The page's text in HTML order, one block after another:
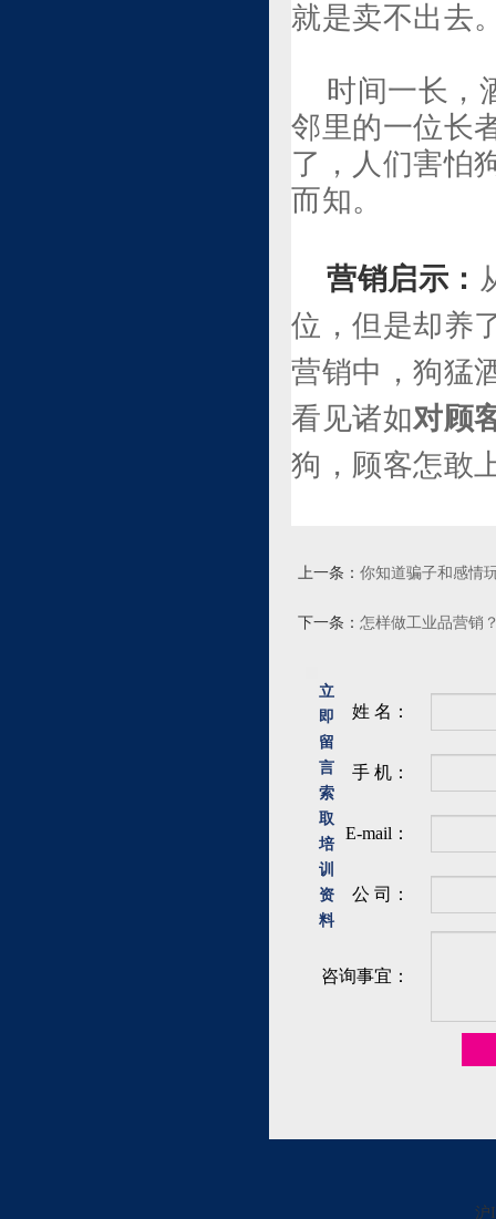
就是卖不出去
时间一长，
邻里的一位长
了，人们害怕
而知。
营销启示：
位，但是却养
营销中，狗猛
看见诸如对顾
狗，顾客怎敢
上一条： 你知道骗子和感情
下一条： 怎样做工业品营销
立
即
留
言
索
取
培
训
资
料
姓 名：
手 机：
E-mail：
公 司：
咨询事宜：
沪